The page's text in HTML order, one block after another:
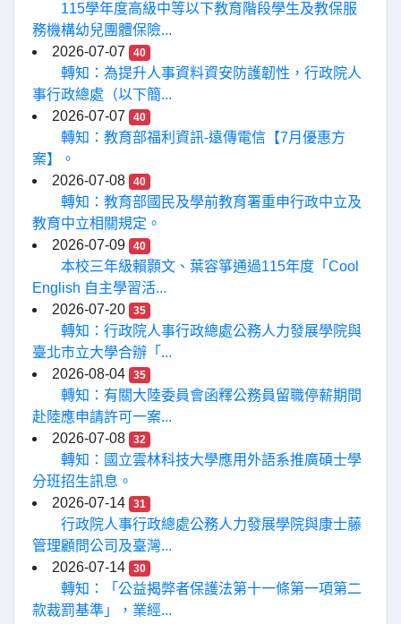
115學年度高級中等以下教育階段學生及教保服
務機構幼兒團體保險...
2026-07-07
40
轉知：為提升人事資料資安防護韌性，行政院人
事行政總處（以下簡...
2026-07-07
40
轉知：教育部福利資訊-遠傳電信【7月優惠方
案】。
2026-07-08
40
轉知：教育部國民及學前教育署重申行政中立及
教育中立相關規定。
2026-07-09
40
本校三年級賴顥文、葉容箏通過115年度「Cool
English 自主學習活...
2026-07-20
35
轉知：行政院人事行政總處公務人力發展學院與
臺北市立大學合辦「...
2026-08-04
35
轉知：有關大陸委員會函釋公務員留職停薪期間
赴陸應申請許可一案...
2026-07-08
32
轉知：國立雲林科技大學應用外語系推廣碩士學
分班招生訊息。
2026-07-14
31
行政院人事行政總處公務人力發展學院與康士藤
管理顧問公司及臺灣...
2026-07-14
30
轉知：「公益揭弊者保護法第十一條第一項第二
款裁罰基準」，業經...